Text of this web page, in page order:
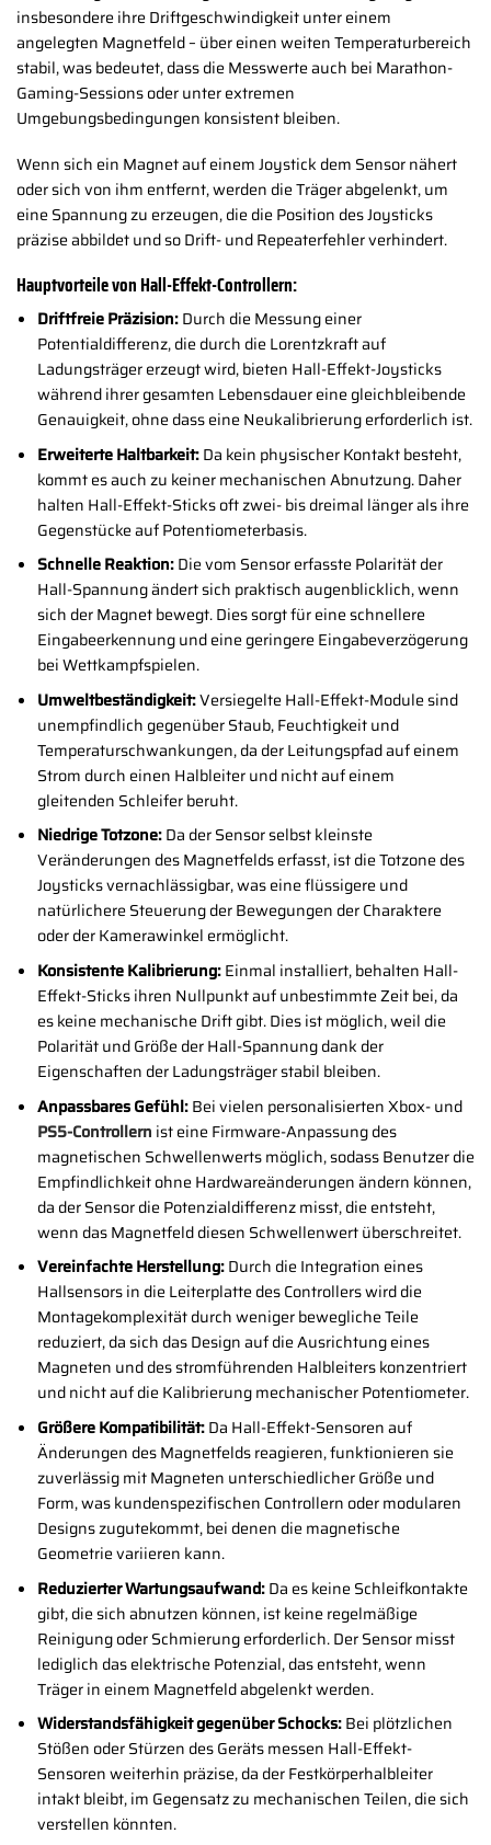
insbesondere ihre Driftgeschwindigkeit unter einem
angelegten Magnetfeld – über einen weiten Temperaturbereich
stabil, was bedeutet, dass die Messwerte auch bei Marathon-
Gaming-Sessions oder unter extremen
Umgebungsbedingungen konsistent bleiben.
Wenn sich ein Magnet auf einem Joystick dem Sensor nähert
oder sich von ihm entfernt, werden die Träger abgelenkt, um
eine Spannung zu erzeugen, die die Position des Joysticks
präzise abbildet und so Drift- und Repeaterfehler verhindert.
Hauptvorteile von Hall-Effekt-Controllern:
Driftfreie Präzision:Durch die Messung einer
Potentialdifferenz, die durch die Lorentzkraft auf
Ladungsträger erzeugt wird, bieten Hall-Effekt-Joysticks
während ihrer gesamten Lebensdauer eine gleichbleibende
Genauigkeit, ohne dass eine Neukalibrierung erforderlich ist.
Erweiterte Haltbarkeit:Da kein physischer Kontakt besteht,
kommt es auch zu keiner mechanischen Abnutzung. Daher
halten Hall-Effekt-Sticks oft zwei- bis dreimal länger als ihre
Gegenstücke auf Potentiometerbasis.
Schnelle Reaktion:Die vom Sensor erfasste Polarität der
Hall-Spannung ändert sich praktisch augenblicklich, wenn
sich der Magnet bewegt. Dies sorgt für eine schnellere
Eingabeerkennung und eine geringere Eingabeverzögerung
bei Wettkampfspielen.
Umweltbeständigkeit:Versiegelte Hall-Effekt-Module sind
unempfindlich gegenüber Staub, Feuchtigkeit und
Temperaturschwankungen, da der Leitungspfad auf einem
Strom durch einen Halbleiter und nicht auf einem
gleitenden Schleifer beruht.
Niedrige Totzone:Da der Sensor selbst kleinste
Veränderungen des Magnetfelds erfasst, ist die Totzone des
Joysticks vernachlässigbar, was eine flüssigere und
natürlichere Steuerung der Bewegungen der Charaktere
oder der Kamerawinkel ermöglicht.
Konsistente Kalibrierung:Einmal installiert, behalten Hall-
Effekt-Sticks ihren Nullpunkt auf unbestimmte Zeit bei, da
es keine mechanische Drift gibt. Dies ist möglich, weil die
Polarität und Größe der Hall-Spannung dank der
Eigenschaften der Ladungsträger stabil bleiben.
Anpassbares Gefühl:Bei vielen personalisierten Xbox- und
PS5-Controllern ist eine Firmware-Anpassung des
magnetischen Schwellenwerts möglich, sodass Benutzer die
Empfindlichkeit ohne Hardwareänderungen ändern können,
da der Sensor die Potenzialdifferenz misst, die entsteht,
wenn das Magnetfeld diesen Schwellenwert überschreitet.
Vereinfachte Herstellung:Durch die Integration eines
Hallsensors in die Leiterplatte des Controllers wird die
Montagekomplexität durch weniger bewegliche Teile
reduziert, da sich das Design auf die Ausrichtung eines
Magneten und des stromführenden Halbleiters konzentriert
und nicht auf die Kalibrierung mechanischer Potentiometer.
Größere Kompatibilität:Da Hall-Effekt-Sensoren auf
Änderungen des Magnetfelds reagieren, funktionieren sie
zuverlässig mit Magneten unterschiedlicher Größe und
Form, was kundenspezifischen Controllern oder modularen
Designs zugutekommt, bei denen die magnetische
Geometrie variieren kann.
Reduzierter Wartungsaufwand:Da es keine Schleifkontakte
gibt, die sich abnutzen können, ist keine regelmäßige
Reinigung oder Schmierung erforderlich. Der Sensor misst
lediglich das elektrische Potenzial, das entsteht, wenn
Träger in einem Magnetfeld abgelenkt werden.
Widerstandsfähigkeit gegenüber Schocks:Bei plötzlichen
Stößen oder Stürzen des Geräts messen Hall-Effekt-
Sensoren weiterhin präzise, ​​da der Festkörperhalbleiter
intakt bleibt, im Gegensatz zu mechanischen Teilen, die sich
verstellen könnten.